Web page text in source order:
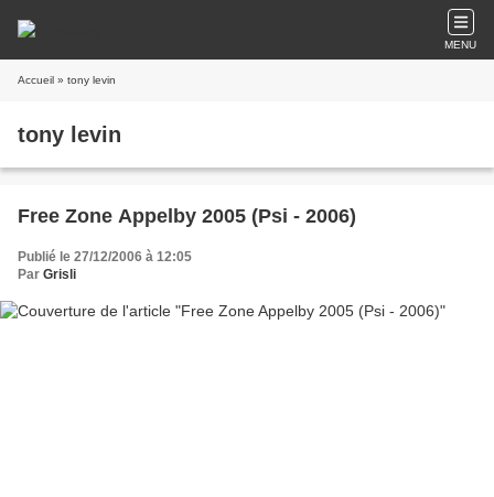
MENU
Accueil » tony levin
tony levin
Free Zone Appelby 2005 (Psi - 2006)
Publié le 27/12/2006 à 12:05
Par Grisli